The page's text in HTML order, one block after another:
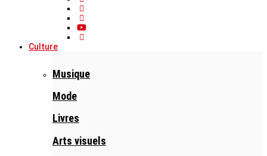
Culture
Musique
Mode
Livres
Arts visuels